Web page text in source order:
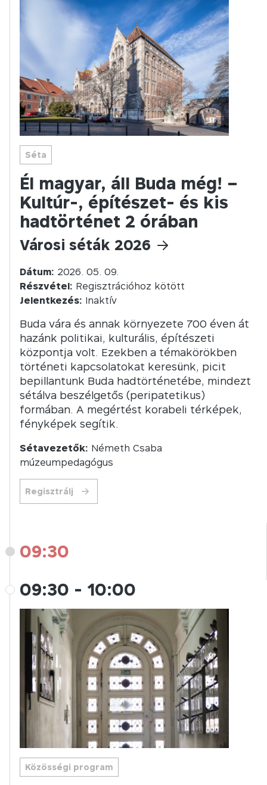
09:30
09:30 - 10:00
Közösségi program
Séta
Él magyar, áll Buda még! –
Kultúr-, építészet- és kis
hadtörténet 2 órában
Városi séták 2026
Dátum: 2026. 05. 09.
Részvétel: Regisztrációhoz kötött
Jelentkezés: Inaktív
Buda vára és annak környezete 700 éven át
hazánk politikai, kulturális, építészeti
központja volt. Ezekben a témakörökben
történeti kapcsolatokat keresünk, picit
bepillantunk Buda hadtörténetébe, mindezt
sétálva beszélgetős (peripatetikus)
formában. A megértést korabeli térképek,
fényképek segítik.
Sétavezetők: Németh Csaba
múzeumpedagógus
Regisztrálj